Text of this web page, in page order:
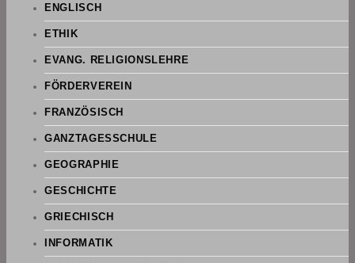
ENGLISCH
ETHIK
EVANG. RELIGIONSLEHRE
FÖRDERVEREIN
FRANZÖSISCH
GANZTAGESSCHULE
GEOGRAPHIE
GESCHICHTE
GRIECHISCH
INFORMATIK